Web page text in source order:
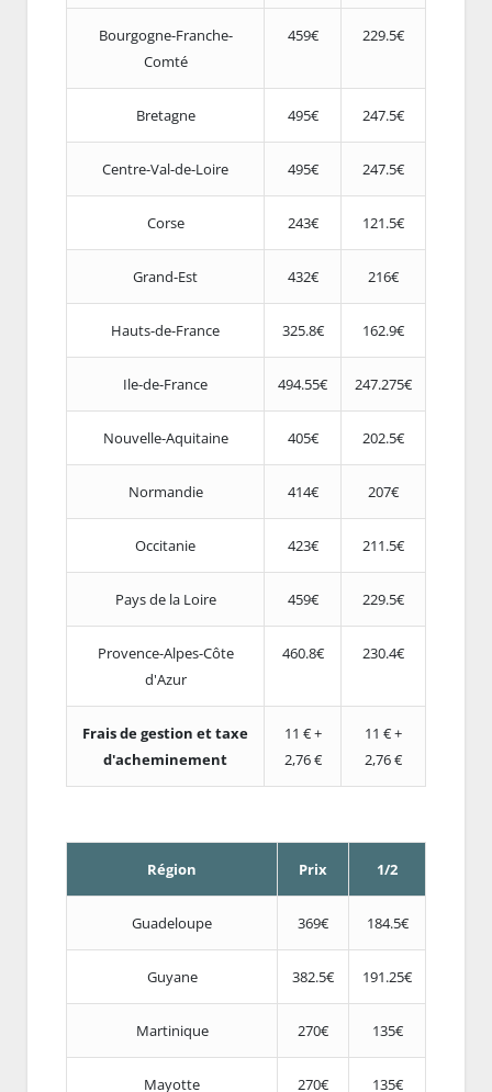
Bourgogne-Franche-
Comté
459€ 229.5€
Bretagne 495€ 247.5€
Centre-Val-de-Loire 495€ 247.5€
Corse 243€ 121.5€
Grand-Est 432€ 216€
Hauts-de-France 325.8€ 162.9€
Ile-de-France 494.55€ 247.275€
Nouvelle-Aquitaine 405€ 202.5€
Normandie 414€ 207€
Occitanie 423€ 211.5€
Pays de la Loire 459€ 229.5€
Provence-Alpes-Côte
d'Azur
460.8€ 230.4€
Frais de gestion et taxe
d'acheminement
11 € +
2,76 €
11 € +
2,76 €
Région Prix 1/2
Guadeloupe 369€ 184.5€
Guyane 382.5€ 191.25€
Martinique 270€ 135€
Mayotte 270€ 135€